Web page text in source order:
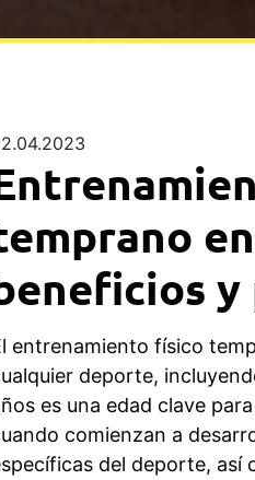
y
entrenamiento físico
deporte,
es una edad clave
comienzan a
del deporte, así